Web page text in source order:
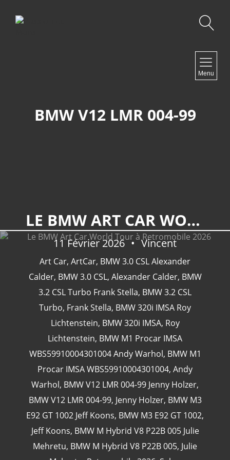
Menu
BMW V12 LMR 004-99
LE BMW ART CAR WORLD TOUR À RETROMOBILE 2026
11 Février 2026 Vincent
Art Car, ArtCar, BMW 3.0 CSL Alexander
Calder, BMW 3.0 CSL, Alexander Calder, BMW
3.2 CSL Turbo Frank Stella, BMW 3.2 CSL
Turbo, Frank Stella, BMW 320i IMSA Roy
Lichtenstein, BMW 320i IMSA, Roy
Lichtenstein, BMW M1 Procar IMSA
WBS59910004301004 Andy Warhol, BMW M1
Procar IMSA WBS59910004301004, Andy
Warhol, BMW V12 LMR 004-99 Jenny Holzer,
BMW V12 LMR 004-99, Jenny Holzer, BMW M3
E92 GT 1002 Jeff Koons, BMW M3 E92 GT 1002,
Jeff Koons, BMW M Hybrid V8 P22B 005 Julie
Mehretu, BMW M Hybrid V8 P22B 005, Julie
CATÉGORIES
24 Heures Du Mans 1967